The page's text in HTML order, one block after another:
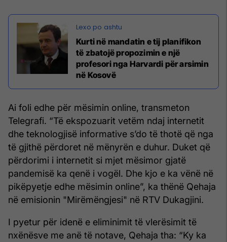
Kurti në mandatin e tij planifikon
të zbatojë propozimin e një
profesori nga Harvardi për arsimin
në Kosovë
Ai foli edhe për mësimin online, transmeton
Telegrafi. “Të ekspozuarit vetëm ndaj internetit
dhe teknologjisë informative s’do të thotë që nga
të gjithë përdoret në mënyrën e duhur. Duket që
përdorimi i internetit si mjet mësimor gjatë
pandemisë ka qenë i vogël. Dhe kjo e ka vënë në
pikëpyetje edhe mësimin online”, ka thënë Qehaja
në emisionin "Mirëmëngjesi" në RTV Dukagjini.
I pyetur për idenë e eliminimit të vlerësimit të
nxënësve me anë të notave, Qehaja tha: “Ky ka